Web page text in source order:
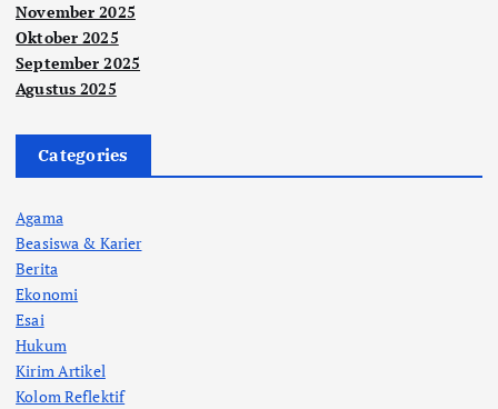
November 2025
Oktober 2025
September 2025
Agustus 2025
Categories
Agama
Beasiswa & Karier
Berita
Ekonomi
Esai
Hukum
Kirim Artikel
Kolom Reflektif